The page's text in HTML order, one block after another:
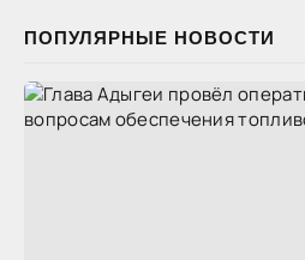
ПОПУЛЯРНЫЕ НОВОСТИ